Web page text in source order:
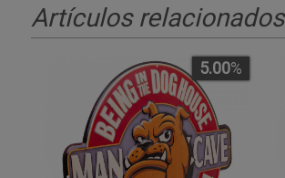
Artículos relacionados
5.00%